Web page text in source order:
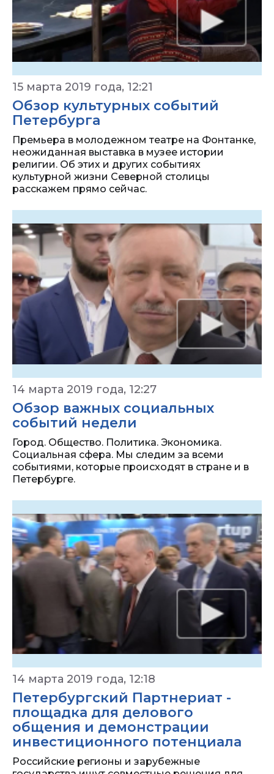
15 марта 2019 года, 12:21
Обзор культурных событий
Петербурга
Премьера в молодежном театре на Фонтанке,
неожиданная выставка в музее истории
религии. Об этих и других событиях
культурной жизни Северной столицы
расскажем прямо сейчас.
14 марта 2019 года, 12:27
Обзор важных социальных
событий недели
Город. Общество. Политика. Экономика.
Социальная сфера. Мы следим за всеми
событиями, которые происходят в стране и в
Петербурге.
14 марта 2019 года, 12:18
Петербургский Партнериат -
площадка для делового
общения и демонстрации
инвестиционного потенциала
Российские регионы и зарубежные